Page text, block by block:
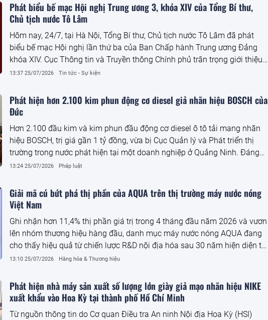
Phát biểu bế mạc Hội nghị Trung ương 3, khóa XIV của Tổng Bí thư,
Chủ tịch nước Tô Lâm
Hôm nay, 24/7, tại Hà Nội, Tổng Bí thư, Chủ tịch nước Tô Lâm đã phát
biểu bế mạc Hội nghị lần thứ ba của Ban Chấp hành Trung ương Đảng
khóa XIV. Cục Thông tin và Truyền thông Chính phủ trân trọng giới thiệu
toàn văn bài phát biểu bế mạc của Tổng Bí thư, Chủ tịch nước Tô Lâm.
13:37 25/07/2026 Tin tức - Sự kiện
Phát hiện hơn 2.100 kim phun động cơ diesel giả nhãn hiệu BOSCH của
Đức
Hơn 2.100 đầu kim và kim phun đầu động cơ diesel ô tô tải mang nhãn
hiệu BOSCH, trị giá gần 1 tỷ đồng, vừa bị Cục Quản lý và Phát triển thị
trường trong nước phát hiện tại một doanh nghiệp ở Quảng Ninh. Đáng
chú ý, trong khi trên sản phẩm thể hiện nhãn hiệu BOSCH thì hóa đơn giá
của đại diện chủ sở hữu nhãn hiệu xác định toàn bộ lô hàng là hàng hóa
giả mạo nhãn hiệu BOSCH đang được bảo hộ tại Việt Nam.
13:24 25/07/2026 Pháp luật
Giải mã cú bứt phá thị phần của AQUA trên thị trường máy nước nóng
Việt Nam
Ghi nhận hơn 11,4% thị phần giá trị trong 4 tháng đầu năm 2026 và vươn
lên nhóm thương hiệu hàng đầu, danh mục máy nước nóng AQUA đang
cho thấy hiệu quả từ chiến lược R&D nội địa hóa sau 30 năm hiện diện tại
Việt Nam. Đây là một case study đáng phân tích trong ngành điện gia
13:10 25/07/2026 Hàng hóa & Thương hiệu
Phát hiện nhà máy sản xuất số lượng lớn giày giả mạo nhãn hiệu NIKE
xuất khẩu vào Hoa Kỳ tại thành phố Hồ Chí Minh
Từ nguồn thông tin do Cơ quan Điều tra An ninh Nội địa Hoa Kỳ (HSI)